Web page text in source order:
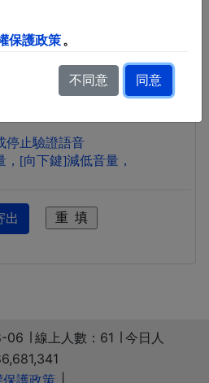
停止驗證語音
[向下鍵]減低音量，
保護政策。
不同意 同意
∣ 線上人數：61 ∣ 今日人
護政策